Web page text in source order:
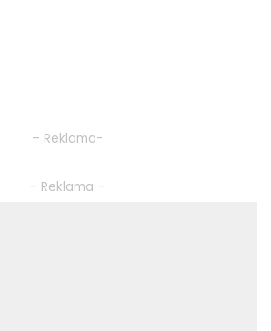
– Reklama-
– Reklama –